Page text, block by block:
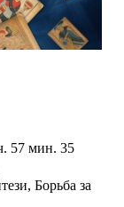
57 мин. 35
Борьба за